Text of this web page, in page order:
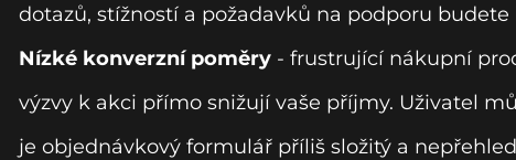
dotazů, stížností a požadavků na podporu budete
Nízké konverzní poměry - frustrující nákupní
výzvy k akci přímo snižují vaše příjmy. Uživatel
je objednávkový formulář příliš složitý a